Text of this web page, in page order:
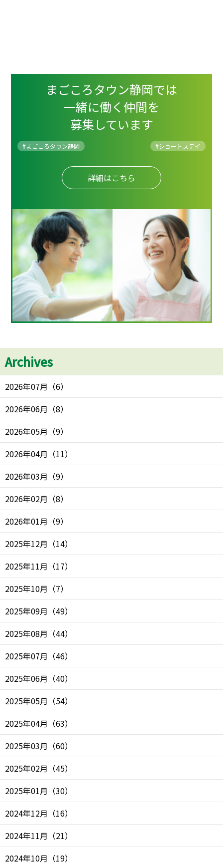
まごころタウン静岡では
一緒に働く仲間を
募集しています
#まごころタウン静岡 #ショートステイ
詳細はこちら
Archives
2026年07月 （6）
2026年06月 （8）
2026年05月 （9）
2026年04月 （11）
2026年03月 （9）
2026年02月 （8）
2026年01月 （9）
2025年12月 （14）
2025年11月 （17）
2025年10月 （7）
2025年09月 （49）
2025年08月 （44）
2025年07月 （46）
2025年06月 （40）
2025年05月 （54）
2025年04月 （63）
2025年03月 （60）
2025年02月 （45）
2025年01月 （30）
2024年12月 （16）
2024年11月 （21）
2024年10月 （19）